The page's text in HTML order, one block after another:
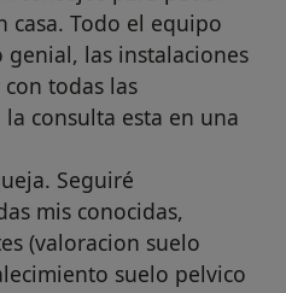
casa. Todo el equipo
las instalaciones
todas las
consulta esta en una
Seguiré
mis conocidas,
(valoracion suelo
suelo pelvico